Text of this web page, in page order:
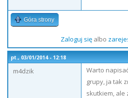
Góra strony
Zaloguj sięalbo
pt., 03/01/2014 - 12:18
m4dzik
Warto
grupy, ja tak
skutkiem, ale